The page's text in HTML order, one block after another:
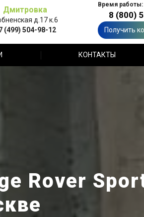
Дмитровка
д.17 к.6
(499) 504-98-12
Время работы:
8 (800)
Получить
КОНТАКТЫ
Rover